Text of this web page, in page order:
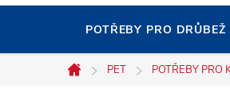
POTŘEBY PRO DRŮBEŽ
Domů
PET POTŘEBY PRO